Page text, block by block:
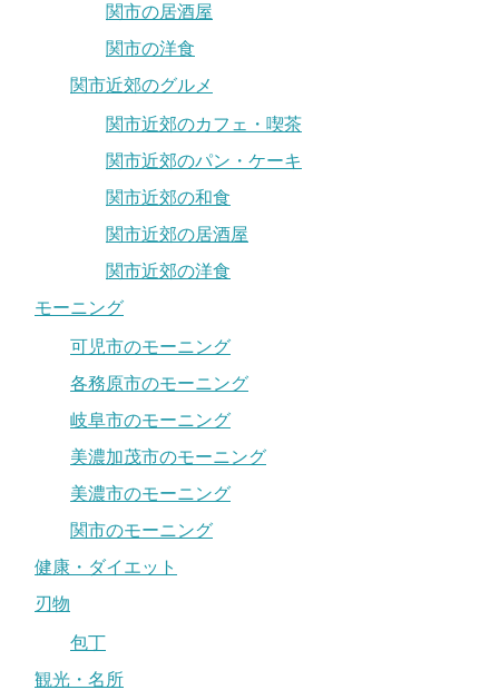
関市の居酒屋
関市の洋食
関市近郊のグルメ
関市近郊のカフェ・喫茶
関市近郊のパン・ケーキ
関市近郊の和食
関市近郊の居酒屋
関市近郊の洋食
モーニング
可児市のモーニング
各務原市のモーニング
岐阜市のモーニング
美濃加茂市のモーニング
美濃市のモーニング
関市のモーニング
健康・ダイエット
刃物
包丁
観光・名所